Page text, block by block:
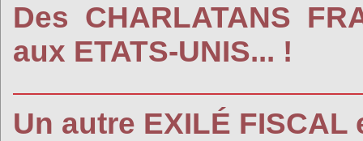
Des CHARLATANS
aux ETATS-UNIS... !
Un autre EXILÉ FISCAL